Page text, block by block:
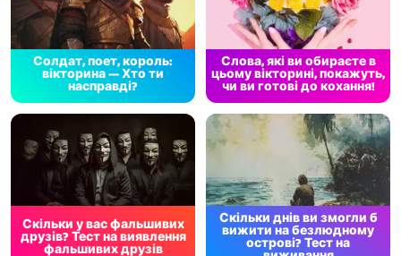
Солдат, поет, король:
вікторина — Хто ти
насправді?
Слова, які ви обираєте в
цьому вікторині, покажуть,
чи ви готові до кохання!
Скільки у вас фальшивих
друзів? Тест на виявлення
фальшивих друзів
Скільки днів ви змогли б
вижити на безлюдному
острові? Тест на